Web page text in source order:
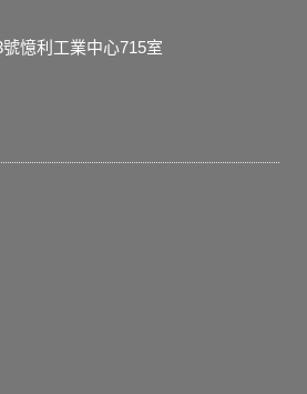
憶利工業中心715室